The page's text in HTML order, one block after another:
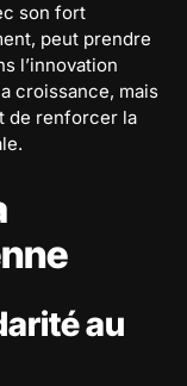
son fort
peut prendre
l’innovation
croissance, mais
de renforcer la
au